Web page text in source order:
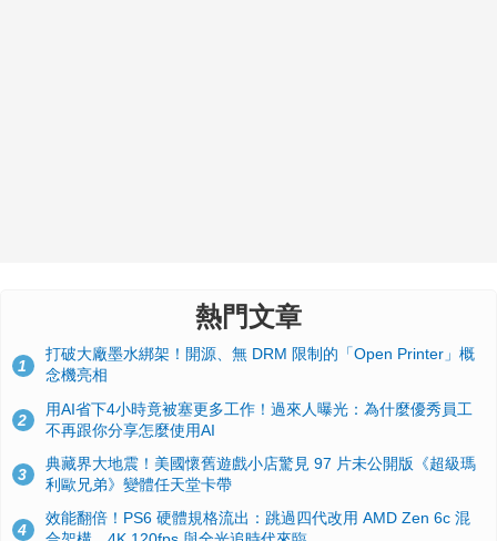
熱門文章
1
打破大廠墨水綁架！開源、無 DRM 限制的「Open Printer」概
念機亮相
2
用AI省下4小時竟被塞更多工作！過來人曝光：為什麼優秀員工
不再跟你分享怎麼使用AI
3
典藏界大地震！美國懷舊遊戲小店驚見 97 片未公開版《超級瑪
利歐兄弟》變體任天堂卡帶
4
效能翻倍！PS6 硬體規格流出：跳過四代改用 AMD Zen 6c 混